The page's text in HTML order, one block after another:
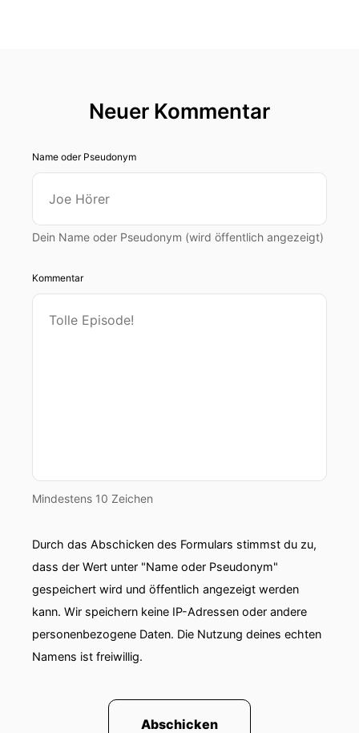
Neuer Kommentar
Name oder Pseudonym
Dein Name oder Pseudonym (wird öffentlich angezeigt)
Kommentar
Mindestens 10 Zeichen
Durch das Abschicken des Formulars stimmst du zu,
dass der Wert unter "Name oder Pseudonym"
gespeichert wird und öffentlich angezeigt werden
kann. Wir speichern keine IP-Adressen oder andere
personenbezogene Daten. Die Nutzung deines echten
Namens ist freiwillig.
Abschicken